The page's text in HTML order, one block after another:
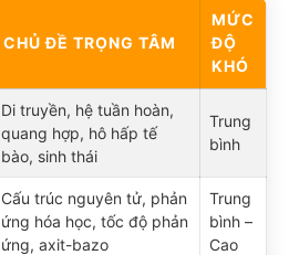
CHỦ ĐỀ TRỌNG TÂM
MỨC
ĐỘ
KHÓ
Di truyền, hệ tuần hoàn,
quang hợp, hô hấp tế
bào, sinh thái
Trung
bình
Cấu trúc nguyên tử, phản
ứng hóa học, tốc độ phản
ứng, axit-bazo
Trung
bình –
Cao